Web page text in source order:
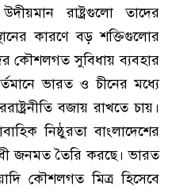
রাষ্ট্রগুলো তাদের
কারণে বড় শক্তিগুলোর
কৌশলগত সুবিধায় ব্যবহার
ভারত ও চীনের মধ্যে
বজায় রাখতে চায়।
নিষ্ঠুরতা বাংলাদেশের
জনমত তৈরি করছে। ভারত
কৌশলগত মিত্র হিসেবে